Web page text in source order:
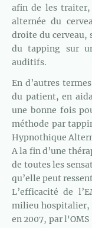
afin de les
alternée du
droite du cerveau,
du tapping sur
auditifs.
En d’autres
du patient, en
une bonne fois
méthode par
Hypnothique
A la fin d’une
de toutes les
qu’elle peut
L’efficacité de
milieu hospitalier,
en 2007, par